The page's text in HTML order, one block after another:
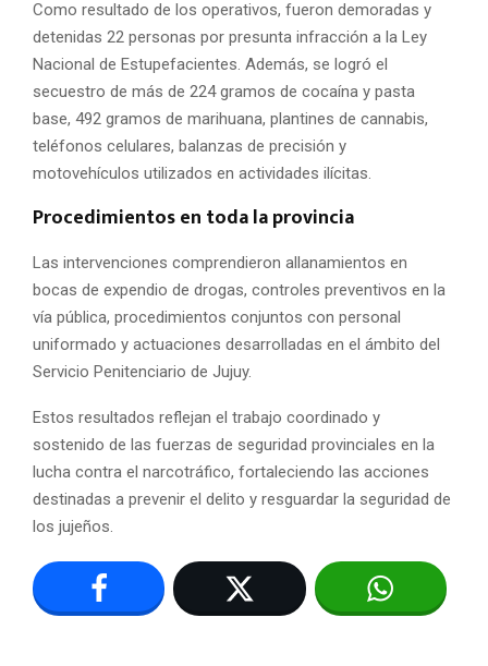
Como resultado de los operativos, fueron demoradas y
detenidas 22 personas por presunta infracción a la Ley
Nacional de Estupefacientes. Además, se logró el
secuestro de más de 224 gramos de cocaína y pasta
base, 492 gramos de marihuana, plantines de cannabis,
teléfonos celulares, balanzas de precisión y
motovehículos utilizados en actividades ilícitas.
Procedimientos en toda la provincia
Las intervenciones comprendieron allanamientos en
bocas de expendio de drogas, controles preventivos en la
vía pública, procedimientos conjuntos con personal
uniformado y actuaciones desarrolladas en el ámbito del
Servicio Penitenciario de Jujuy.
Estos resultados reflejan el trabajo coordinado y
sostenido de las fuerzas de seguridad provinciales en la
lucha contra el narcotráfico, fortaleciendo las acciones
destinadas a prevenir el delito y resguardar la seguridad de
los jujeños.